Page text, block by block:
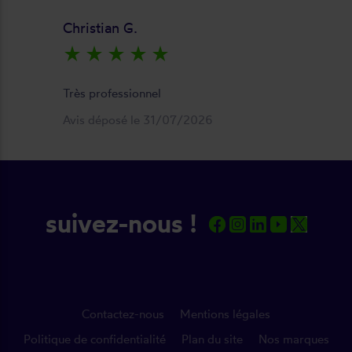
Christian G.
star_rate star_rate star_rate star_rate star_rate
Très professionnel
Avis déposé le 31/07/2026
suivez-nous !
Contactez-nous
Mentions légales
Politique de confidentialité
Plan du site Nos marques